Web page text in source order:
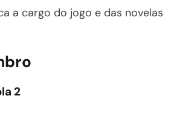
a cargo do jogo e das novelas
2